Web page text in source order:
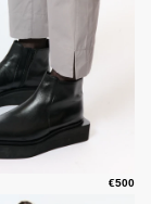
€500